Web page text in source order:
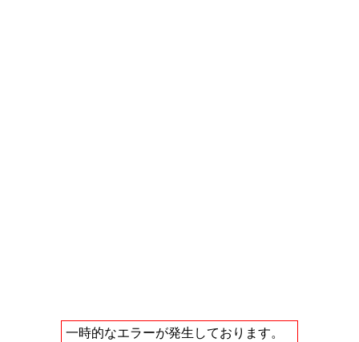
一時的なエラーが発生しております。